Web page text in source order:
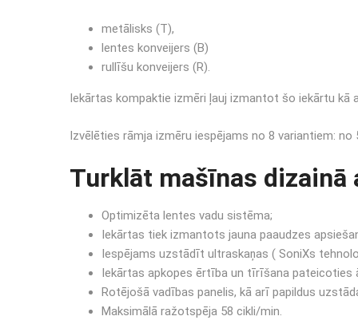
metālisks (T),
lentes konveijers (B)
rullīšu konveijers (R).
Iekārtas kompaktie izmēri ļauj izmantot šo iekārtu kā
Izvēlēties rāmja izmēru iespējams no 8 variantiem:
Turklāt mašīnas
Optimizēta lentes vadu sistēma;
Iekārtas tiek izmantots jauna paaudzes
Iespējams uzstādīt ultraskaņas ( SoniXs
Iekārtas apkopes ērtība un tīrīšana pateicoties
Rotējošā vadības panelis, kā arī papildus
Maksimālā ražotspēja 58 cikli/min.